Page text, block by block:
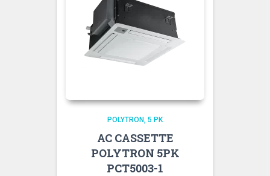
POLYTRON 5 PK
AC CASSETTE
POLYTRON 5PK
PCT5003-1